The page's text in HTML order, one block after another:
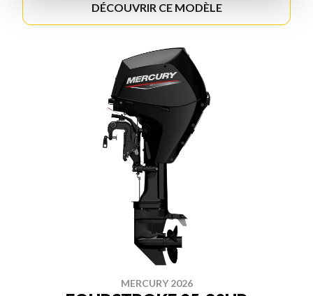
DÉCOUVRIR CE MODÈLE
MERCURY 2026